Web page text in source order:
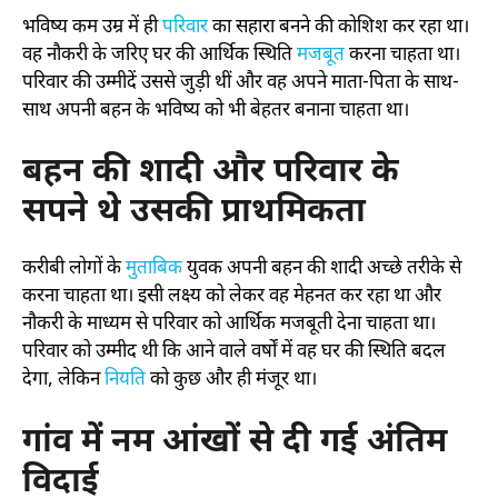
भविष्य कम उम्र में हीपरिवारका सहारा बनने की कोशिश कर रहा था।
वह नौकरी के जरिए घर की आर्थिक स्थितिमजबूतकरना चाहता था।
परिवार की उम्मीदें उससे जुड़ी थीं और वह अपने माता-पिता के साथ-
साथ अपनी बहन के भविष्य को भी बेहतर बनाना चाहता था।
बहन की शादी और परिवार के
सपने थे उसकी प्राथमिकता
करीबी लोगों केमुताबिकयुवक अपनी बहन की शादी अच्छे तरीके से
करना चाहता था। इसी लक्ष्य को लेकर वह मेहनत कर रहा था और
नौकरी के माध्यम से परिवार को आर्थिक मजबूती देना चाहता था।
परिवार को उम्मीद थी कि आने वाले वर्षों में वह घर की स्थिति बदल
देगा, लेकिननियतिको कुछ और ही मंजूर था।
गांव में नम आंखों से दी गई अंतिम
विदाई